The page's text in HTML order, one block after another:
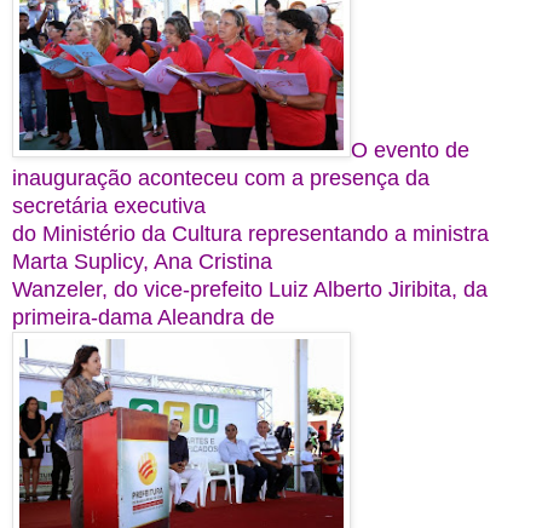
O evento de
inauguração aconteceu com a presença da
secretária executiva
do Ministério da Cultura representando a ministra
Marta Suplicy, Ana Cristina
Wanzeler, do vice-prefeito Luiz Alberto Jiribita, da
primeira-dama Aleandra de